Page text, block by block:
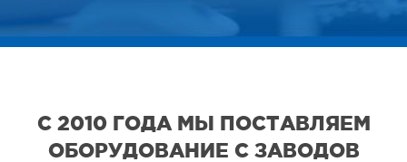
С 2010 ГОДА МЫ ПОСТАВЛЯЕМ
ОБОРУДОВАНИЕ С ЗАВОДОВ